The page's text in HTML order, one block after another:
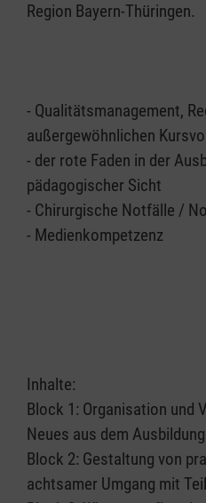
Region Bayern-Thüringen.
- Qualitätsmanagement,
außergewöhnlichen
- der rote Faden in der
pädagogischer Sicht
- Chirurgische Notfälle /
- Medienkompetzenz
Inhalte:
Block 1: Organisation und
Neues aus dem
Block 2: Gestaltung von
achtsamer Umgang mit